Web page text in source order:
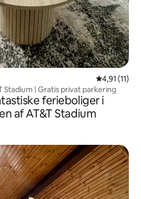
4,91 ud af 5
4,91 (11)
Stadium | Gratis privat parkering
ferieboliger i
af AT&T Stadium